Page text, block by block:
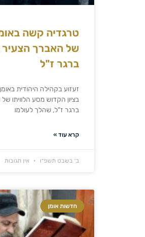
טרגדיה קשה
של האברך הצעיר
ברגר ז"ל
זעזוע בקהילה היהודית
בציון הקדוש מסע הלוויתו
ברגר ז"ל, שהלך לעולמו
קרא עוד »
ב׳ בשבט תשפ״ו אין תגובות
חדשות אומן